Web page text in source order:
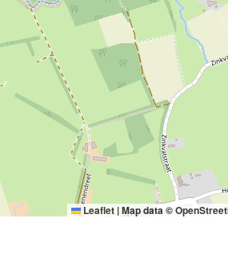
Leaflet |Map data ©